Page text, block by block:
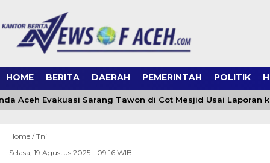
HOME BERITA DAERAH PEMERINTAH POLITIK
Aceh Evakuasi Sarang Tawon di Cot Mesjid Usai Laporan ke
Home /Tni
Selasa, 19 Agustus 2025 - 09:16 WIB